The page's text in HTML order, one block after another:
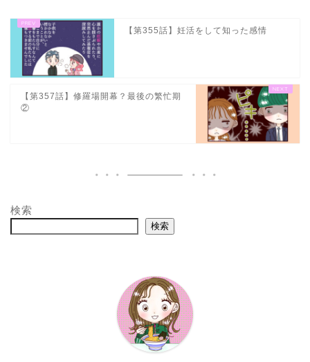
【第355話】妊活をして知った感情
【第357話】修羅場開幕？最後の繁忙期
②
検索
検索